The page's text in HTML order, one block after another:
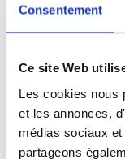
Consentement
Ce site Web
Les cookies nous
et les annonces,
médias sociaux
partageons
Profil recherché :
Expérience :